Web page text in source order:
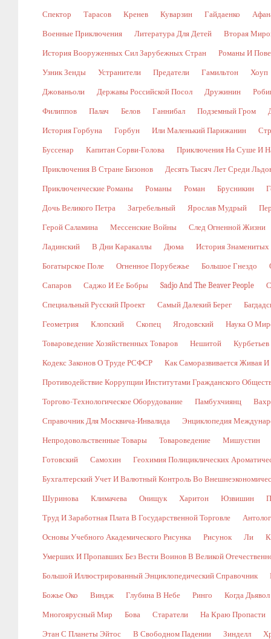
Спектор Тарасов Кренев Куварзин Гайдаенко
Военные Приключения Литература Для Детей Вторая
История Вооруженных Сил Зарубежных Стран Романы И
Узник Зенды Устранители Предатели Гамильтон Хоуп
Джованьоли Державы Российской Посол Дружинин
Филиппов Палач Белов Ганнибал Подземный Гром
История Горбуна Горбун Или Маленький Парижанин
Буссенар Капитан Сорви-Голова Приключения На Суше И
Приключения В Стране Бизонов Десять Тысяч Лет Среди
Приключенческие Романы Романы Роман Брусникин
Дочь Великого Петра Загребельный Ярослав Мудрый
Герой Саламина Мессенские Войны След Огненной Жизни
Ладинский В Дни Каракаллы Дюма История Знаменитых
Богатырское Поле Огненное Порубежье Большое Гнездо
Сапаров Саджо И Ее Бобры Sadjo And The Beaver People
Специальный Русский Проект Самый Далекий Берег
Геометрия Клопский Скопец Ягодовский Наука О
Товароведение Хозяйственных Товаров Нешитой Курбетьев
Кодекс Законов О Труде РСФСР Как Саморазвивается Живая
Противодействие Коррупции Институтами Гражданского
Торгово-Технологическое Оборудование Памбухчиянц
Справочник Для Москвича-Инвалида Энциклопедия
Непродовольственные Товары Товароведение Мишустин
Готовский Самохин Геохимия Полициклических
Бухгалтерский Учет И Валютный Контроль Во
Шуринова Климачева Онищук Харитон Юзвишин
Труд И Заработная Плата В Государственной Торговле
Основы Учебного Академического Рисунка Рисунок Ли
Умерших И Пропавших Без Вести Воинов В Великой
Большой Иллюстрированный Энциклопедический Справочник
Божье Око Виндж Глубина В Небе Ринго Когда
Многоярусный Мир Бова Старатели На Краю Пропасти
Этан С Планеты Эйтос В Свободном Падении Зинделл